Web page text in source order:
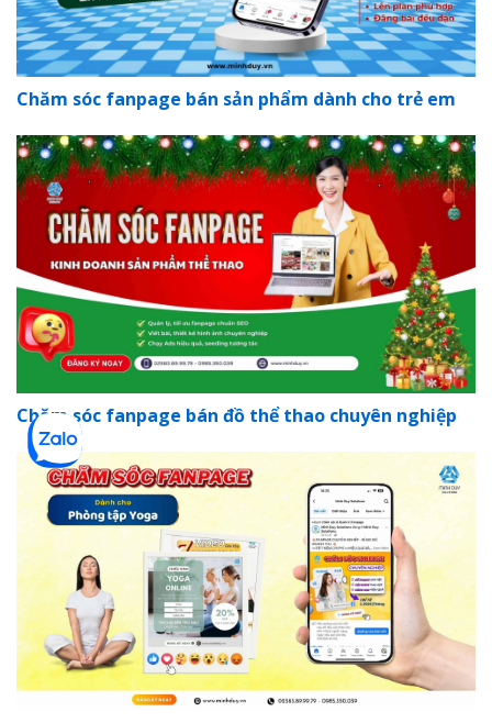
Chăm sóc fanpage bán sản phẩm dành cho trẻ em
Chăm sóc fanpage bán đồ thể thao chuyên nghiệp